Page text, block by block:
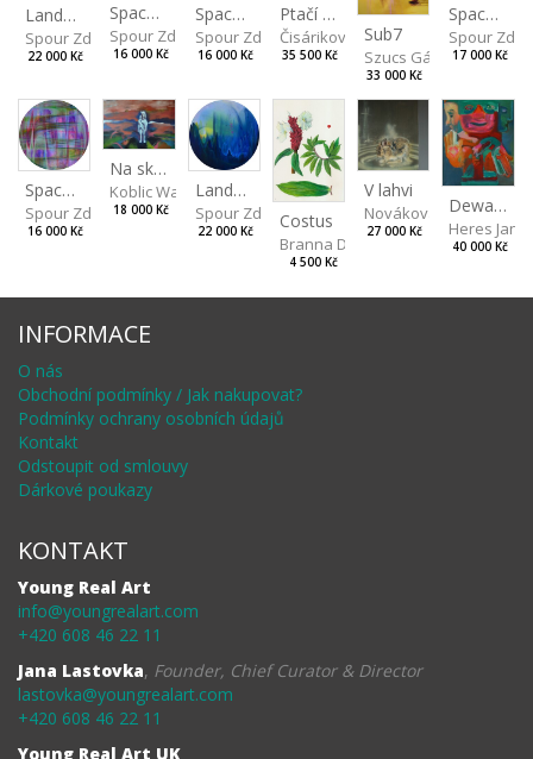
Landscape III
Spour Zdeněk
22 000 Kč
Spaces I
Spour Zdeněk
16 000 Kč
Spaces II
Spour Zdeněk
16 000 Kč
Ptačí perspektiva
Čisáriková Táňa
35 500 Kč
Sub7
Szucs Gábor
33 000 Kč
Spaces IV
Spour
17 000 Kč
Spaces III
Spour Zdeněk
16 000 Kč
Na skalách
Koblic Walterová Martina
18 000 Kč
Landscape II
Spour Zdeněk
22 000 Kč Costus
Branna Dorota
4 500 Kč
V lahvi
Nováková Blanka
27 000 Kč
Dewa pagan
Heres Jan
40 000 Kč
INFORMACE
O nás
Obchodní podmínky / Jak nakupovat?
Podmínky ochrany osobních údajů
Kontakt
Odstoupit od smlouvy
Dárkové poukazy
KONTAKT
Young Real Art
info@youngrealart.com
+420 608 46 22 11
Jana Lastovka, Founder, Chief Curator & Director
lastovka@youngrealart.com
+420 608 46 22 11
Young Real Art UK